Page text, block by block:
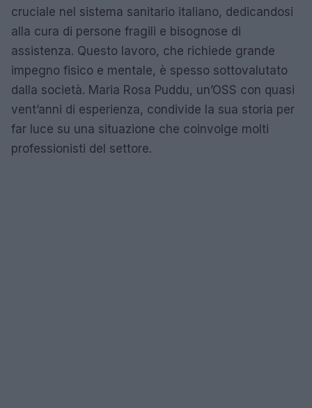
cruciale nel sistema sanitario italiano, dedicandosi
alla cura di persone fragili e bisognose di
assistenza. Questo lavoro, che richiede grande
impegno fisico e mentale, è spesso sottovalutato
dalla società. Maria Rosa Puddu, un’OSS con quasi
vent’anni di esperienza, condivide la sua storia per
far luce su una situazione che coinvolge molti
professionisti del settore.